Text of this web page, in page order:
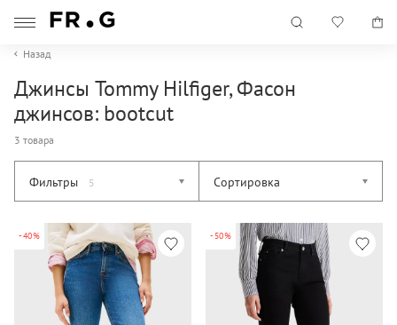
Назад
Джинсы Tommy Hilfiger, Фасон
джинсов: bootcut
3 товара
Фильтры 5 Сортировка
-40% -50%